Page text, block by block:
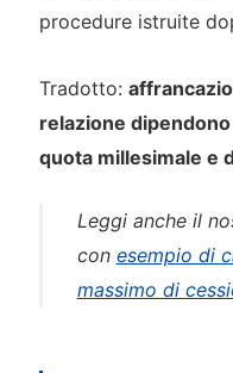
procedure istruite
Tradotto:
relazione dipendono
quota millesimale e
Leggi anche il
con esempio di
massimo di